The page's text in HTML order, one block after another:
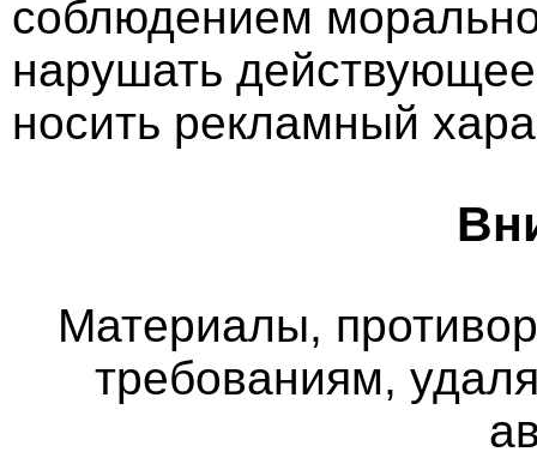
соблюдением
нарушать
носить рекламный
Материалы,
требованиям,